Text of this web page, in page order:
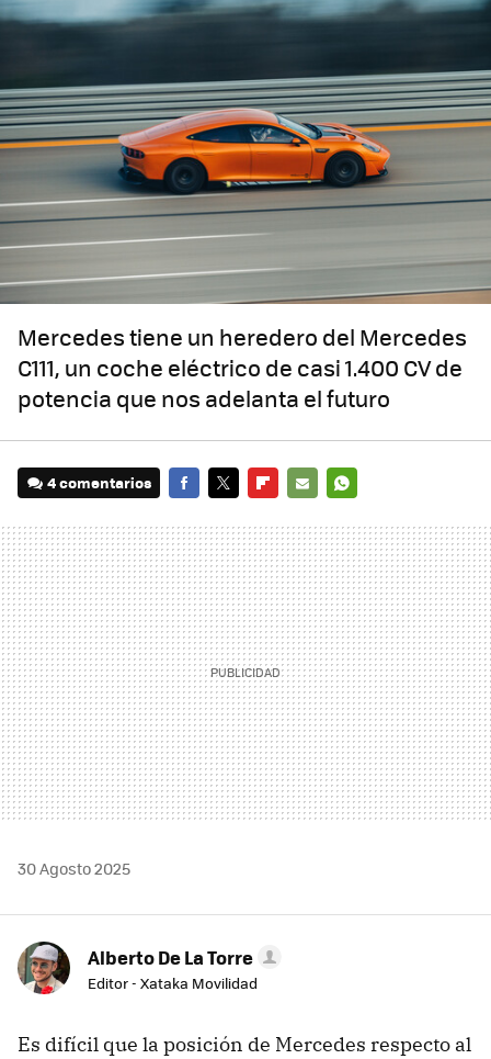
Mercedes tiene un heredero del Mercedes
C111, un coche eléctrico de casi 1.400 CV de
potencia que nos adelanta el futuro
4 comentarios
MAIL
30 Agosto 2025
Alberto De La Torre
Editor - Xataka Movilidad
Es difícil que la posición de Mercedes respecto al